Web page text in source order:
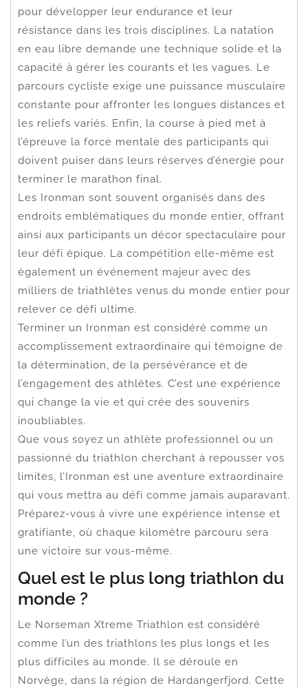
pour développer leur endurance et leur
résistance dans les trois disciplines. La natation
en eau libre demande une technique solide et la
capacité à gérer les courants et les vagues. Le
parcours cycliste exige une puissance musculaire
constante pour affronter les longues distances et
les reliefs variés. Enfin, la course à pied met à
l’épreuve la force mentale des participants qui
doivent puiser dans leurs réserves d’énergie pour
terminer le marathon final.
Les Ironman sont souvent organisés dans des
endroits emblématiques du monde entier, offrant
ainsi aux participants un décor spectaculaire pour
leur défi épique. La compétition elle-même est
également un événement majeur avec des
milliers de triathlètes venus du monde entier pour
relever ce défi ultime.
Terminer un Ironman est considéré comme un
accomplissement extraordinaire qui témoigne de
la détermination, de la persévérance et de
l’engagement des athlètes. C’est une expérience
qui change la vie et qui crée des souvenirs
inoubliables.
Que vous soyez un athlète professionnel ou un
passionné du triathlon cherchant à repousser vos
limites, l’Ironman est une aventure extraordinaire
qui vous mettra au défi comme jamais auparavant.
Préparez-vous à vivre une expérience intense et
gratifiante, où chaque kilomètre parcouru sera
une victoire sur vous-même.
Quel est le plus long triathlon du
monde ?
Le Norseman Xtreme Triathlon est considéré
comme l’un des triathlons les plus longs et les
plus difficiles au monde. Il se déroule en
Norvège, dans la région de Hardangerfjord. Cette